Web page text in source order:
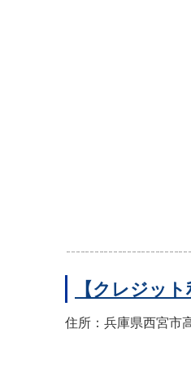
【クレジッ
住所：兵庫県西宮市